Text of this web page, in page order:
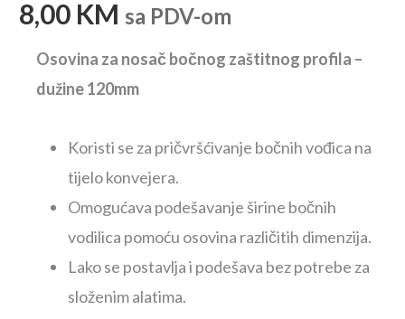
8,00 KM sa PDV-om
Osovina za nosač bočnog zaštitnog profila –
dužine 120mm
Koristi se za pričvršćivanje bočnih vođica na
tijelo konvejera.
Omogućava podešavanje širine bočnih
vodilica pomoću osovina različitih dimenzija.
Lako se postavlja i podešava bez potrebe za
složenim alatima.